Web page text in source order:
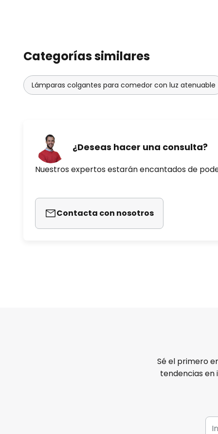
Categorías similares
Lámparas colgantes para comedor con luz atenuable
¿Deseas hacer una consulta?
Nuestros expertos estarán encantados de
Contacta con nosotros
Sé el primero
tendencias en